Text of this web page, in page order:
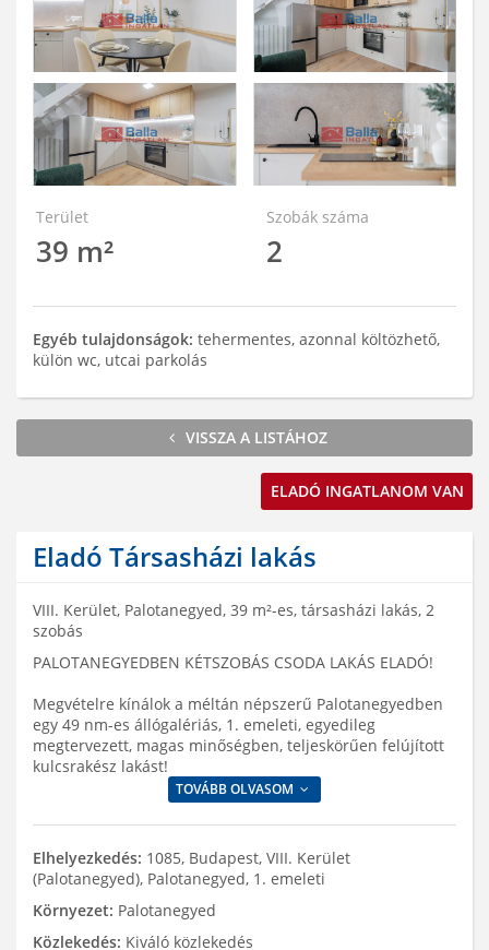
Terület
39 m²
Szobák száma
2
Egyéb tulajdonságok: tehermentes, azonnal költözhető,
külön wc, utcai parkolás
VISSZA A LISTÁHOZ
ELADÓ INGATLANOM VAN
Eladó Társasházi lakás
VIII. Kerület, Palotanegyed, 39 m²-es, társasházi lakás, 2
szobás
PALOTANEGYEDBEN KÉTSZOBÁS CSODA LAKÁS ELADÓ!
Megvételre kínálok a méltán népszerű Palotanegyedben
egy 49 nm-es állógalériás, 1. emeleti, egyedileg
megtervezett, magas minőségben, teljeskörűen felújított
kulcsrakész lakást!
TOVÁBB OLVASOM
Elhelyezkedés: 1085, Budapest, VIII. Kerület
(Palotanegyed), Palotanegyed, 1. emeleti
Környezet: Palotanegyed
Közlekedés: Kiváló közlekedés